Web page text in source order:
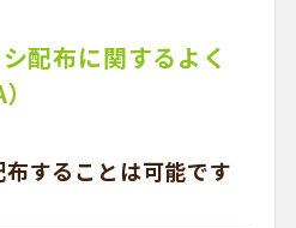
配布に関するよく
することは可能です